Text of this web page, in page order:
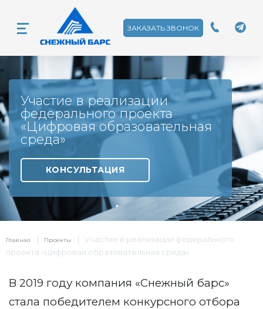
ЗАКАЗАТЬ ЗВОНОК
Участие в реализации
федерального проекта
«Цифровая образовательная
среда»
КОНСУЛЬТАЦИЯ
Главная | Проекты | Участие в реализации федерального
проекта «Цифровая образовательная среда»
В 2019 году компания «Снежный барс»
стала победителем конкурсного отбора